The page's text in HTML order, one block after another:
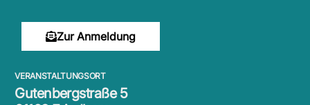
Zur Anmeldung
VERANSTALTUNGSORT
Gutenbergstraße 5